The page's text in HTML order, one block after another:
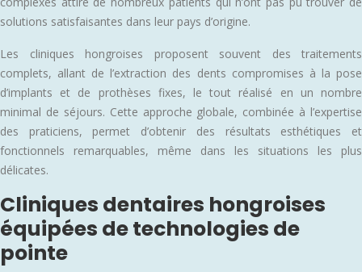
solutions satisfaisantes dans leur pays d’origine.
Les cliniques hongroises proposent souvent des traitements
complets, allant de l’extraction des dents compromises à la pose
d’implants et de prothèses fixes, le tout réalisé en un nombre
minimal de séjours. Cette approche globale, combinée à l’expertise
des praticiens, permet d’obtenir des résultats esthétiques et
fonctionnels remarquables, même dans les situations les plus
délicates.
Cliniques dentaires hongroises
équipées de technologies de
pointe